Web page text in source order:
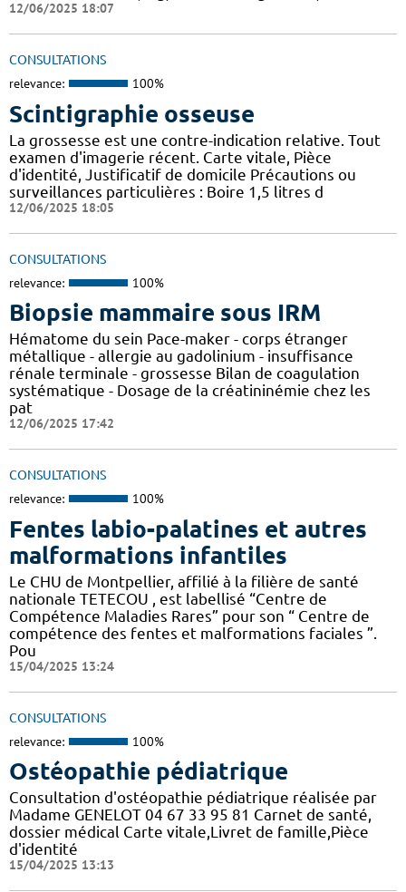
12/06/2025 18:07
CONSULTATIONS
relevance: 100%
Scintigraphie osseuse
La grossesse est une contre-indication relative. Tout
examen d'imagerie récent. Carte vitale, Pièce
d'identité, Justificatif de domicile Précautions ou
surveillances particulières : Boire 1,5 litres d
12/06/2025 18:05
CONSULTATIONS
relevance: 100%
Biopsie mammaire sous IRM
Hématome du sein Pace-maker - corps étranger
métallique - allergie au gadolinium - insuffisance
rénale terminale - grossesse Bilan de coagulation
systématique - Dosage de la créatininémie chez les
pat
12/06/2025 17:42
CONSULTATIONS
relevance: 100%
Fentes labio-palatines et autres
malformations infantiles
Le CHU de Montpellier, affilié à la filière de santé
nationale TETECOU , est labellisé “Centre de
Compétence Maladies Rares” pour son “ Centre de
compétence des fentes et malformations faciales ”.
Pou
15/04/2025 13:24
CONSULTATIONS
relevance: 100%
Ostéopathie pédiatrique
Consultation d'ostéopathie pédiatrique réalisée par
Madame GENELOT 04 67 33 95 81 Carnet de santé,
dossier médical Carte vitale,Livret de famille,Pièce
d'identité
15/04/2025 13:13